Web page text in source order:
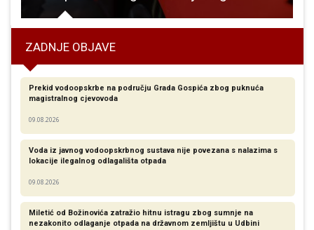
ZADNJE OBJAVE
Prekid vodoopskrbe na području Grada Gospića zbog puknuća
magistralnog cjevovoda
09.08.2026
Voda iz javnog vodoopskrbnog sustava nije povezana s nalazima s
lokacije ilegalnog odlagališta otpada
09.08.2026
Miletić od Božinovića zatražio hitnu istragu zbog sumnje na
nezakonito odlaganje otpada na državnom zemljištu u Udbini